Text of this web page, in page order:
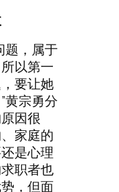
题，属于
以第一
要让她
黄宗勇分
因很
家庭的
是心理
职者也
，但面